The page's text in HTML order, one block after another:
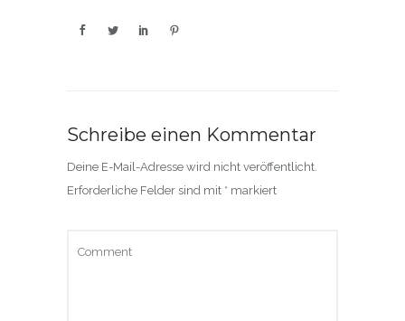
Schreibe einen Kommentar
Deine E-Mail-Adresse wird nicht veröffentlicht.
Erforderliche Felder sind mit * markiert